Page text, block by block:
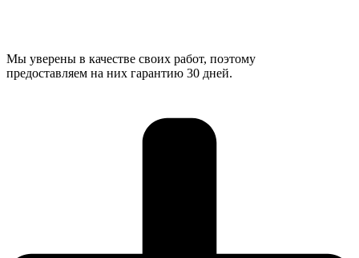
Мы уверены в качестве своих работ, поэтому
предоставляем на них гарантию 30 дней.